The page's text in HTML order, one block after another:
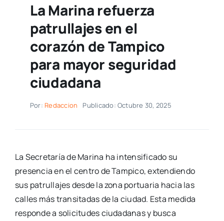
La Marina refuerza
patrullajes en el
corazón de Tampico
para mayor seguridad
ciudadana
Por: Redaccion Publicado: Octubre 30, 2025
La Secretaría de Marina ha intensificado su
presencia en el centro de Tampico, extendiendo
sus patrullajes desde la zona portuaria hacia las
calles más transitadas de la ciudad. Esta medida
responde a solicitudes ciudadanas y busca